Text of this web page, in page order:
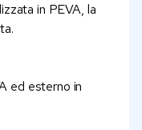
in PEVA, la
ed esterno in